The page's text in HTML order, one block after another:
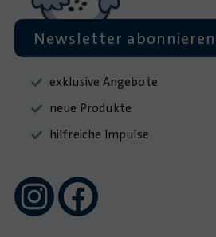
Newsletter abonnieren
exklusive Angebote
neue Produkte
hilfreiche Impulse